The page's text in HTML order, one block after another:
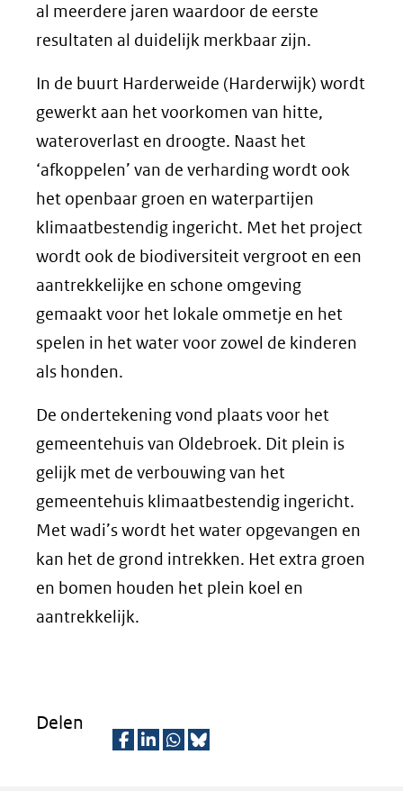
al meerdere jaren waardoor de eerste
resultaten al duidelijk merkbaar zijn.
In de buurt Harderweide (Harderwijk) wordt
gewerkt aan het voorkomen van hitte,
wateroverlast en droogte. Naast het
‘afkoppelen’ van de verharding wordt ook
het openbaar groen en waterpartijen
klimaatbestendig ingericht. Met het project
wordt ook de biodiversiteit vergroot en een
aantrekkelijke en schone omgeving
gemaakt voor het lokale ommetje en het
spelen in het water voor zowel de kinderen
als honden.
De ondertekening vond plaats voor het
gemeentehuis van Oldebroek. Dit plein is
gelijk met de verbouwing van het
gemeentehuis klimaatbestendig ingericht.
Met wadi’s wordt het water opgevangen en
kan het de grond intrekken. Het extra groen
en bomen houden het plein koel en
aantrekkelijk.
Delen